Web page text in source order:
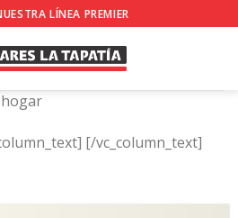
LÍNEA PREMIER
[/vc_column_text]